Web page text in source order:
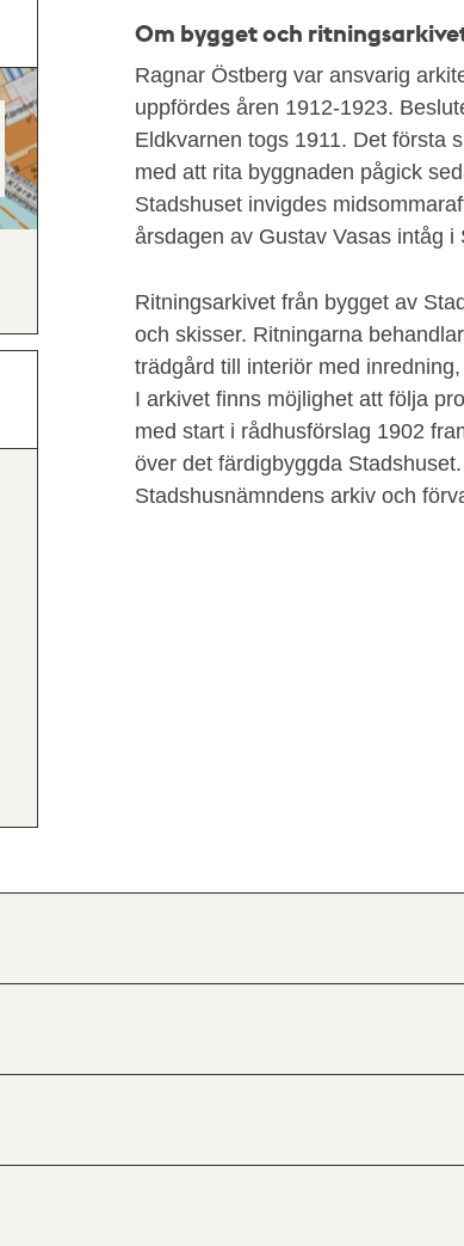
Om bygget och
Ragnar Östberg var ansvarig
uppfördes åren 1912-1923.
Eldkvarnen togs 1911. Det första
med att rita byggnaden pågick
Stadshuset invigdes
årsdagen av Gustav Vasas intåg i
Ritningsarkivet från bygget av
och skisser. Ritningarna
trädgård till interiör med
I arkivet finns möjlighet att följa
med start i rådhusförslag 1902
över det färdigbyggda
Stadshusnämndens arkiv och